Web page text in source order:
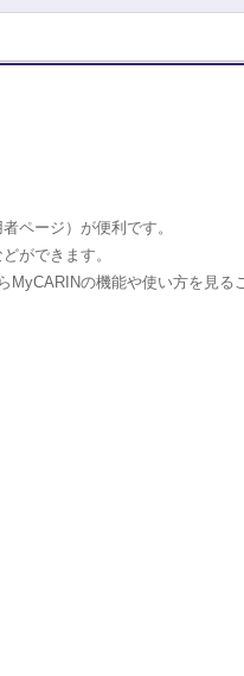
ページ）が便利です。
ができます。
MyCARINの機能や使い方を見る